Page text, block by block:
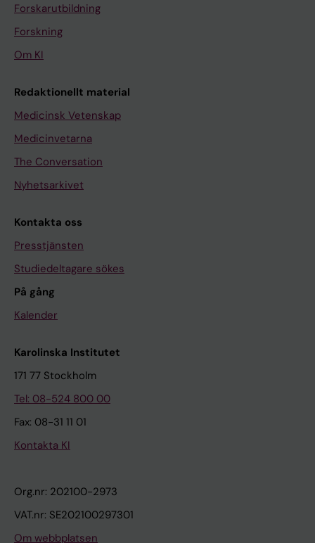
Forskarutbildning
Forskning
Om KI
Redaktionellt material
Medicinsk Vetenskap
Medicinvetarna
The Conversation
Nyhetsarkivet
Kontakta oss
Presstjänsten
Studiedeltagare sökes
På gång
Kalender
Karolinska Institutet
171 77 Stockholm
Tel: 08-524 800 00
Fax: 08-31 11 01
Kontakta KI
Org.nr: 202100-2973
VAT.nr: SE202100297301
Om webbplatsen